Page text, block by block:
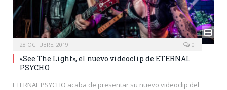
28 OCTUBRE, 2019 0
«See The Light», el nuevo videoclip de ETERNAL
PSYCHO
ETERNAL PSYCHO acaba de presentar su nuevo videoclip del